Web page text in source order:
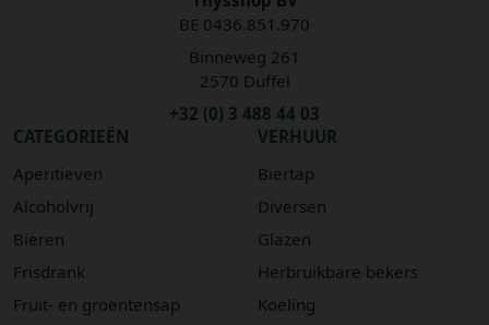
BE 0436.851.970
Binneweg 261
2570 Duffel
+32 (0) 3 488 44 03
CATEGORIEËN
Aperitieven
Alcoholvrij
Bieren
Frisdrank
Fruit- en groentensap
VERHUUR
Biertap
Diversen
Glazen
Herbruikbare bekers
Koeling